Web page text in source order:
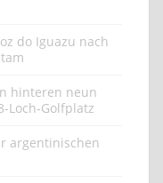
do Iguazu nach
hinteren neun
Loch-Golfplatz
argentinischen